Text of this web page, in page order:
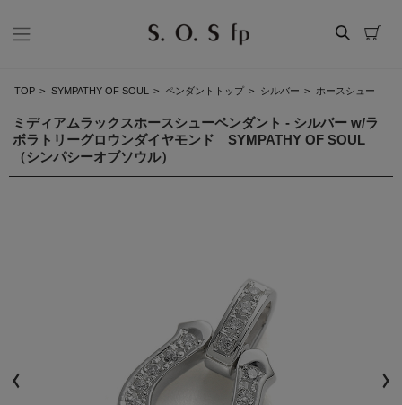
TOP > SYMPATHY OF SOUL > ペンダントトップ > シルバー > ホースシュー
ミディアムラックスホースシューペンダント - シルバー w/ラ
ボラトリーグロウンダイヤモンド SYMPATHY OF SOUL
（シンパシーオブソウル）